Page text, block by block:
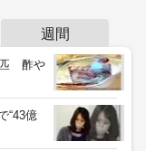
週間
匹 酢や
“43億